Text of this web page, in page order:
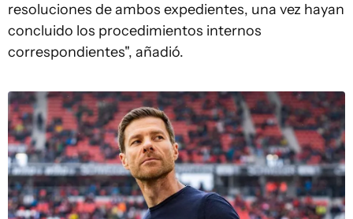
resoluciones de ambos expedientes, una vez hayan
concluido los procedimientos internos
correspondientes", añadió.